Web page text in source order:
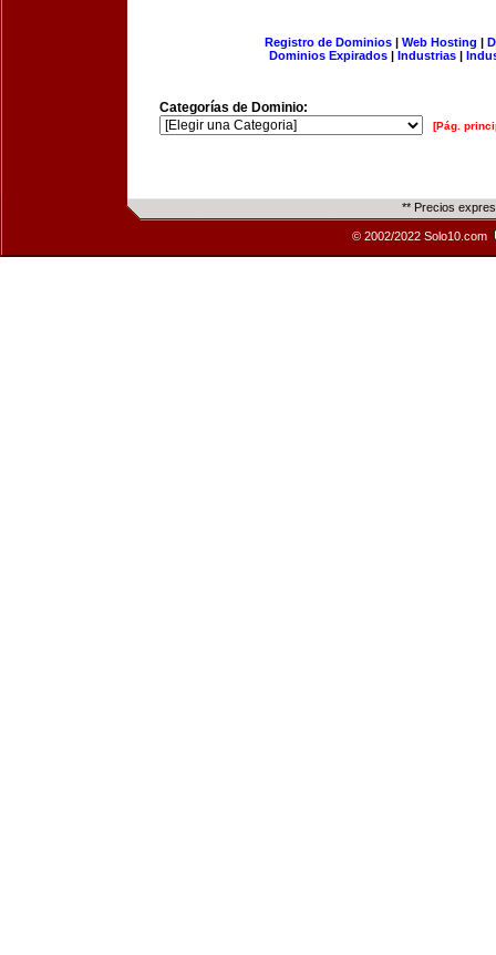
Registro de Dominios| Web Hosting |
Dominios Expirados | Industrias |
Categorías de Dominio:
[Pág.
** Precios
© 2002/2022 Solo10.com